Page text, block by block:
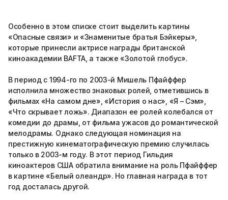
Особенно в этом списке стоит выделить картины
«Опасные связи» и «Знаменитые братья Бэйкеры»,
которые принесли актрисе награды британской
киноакадемии BAFTA, а также «Золотой глобус».
В период с 1994-го по 2003-й Мишель Пфайффер
исполнила множество знаковых ролей, отметившись в
фильмах «На самом дне», «История о нас», «Я – Сэм»,
«Что скрывает ложь». Диапазон ее ролей колебался от
комедии до драмы, от фильма ужасов до романтической
мелодрамы. Однако следующая номинация на
престижную кинематографическую премию случилась
только в 2003-м году. В этот период Гильдия
киноактеров США обратила внимание на роль Пфайффер
в картине «Белый олеандр». Но главная награда в тот
год досталась другой.